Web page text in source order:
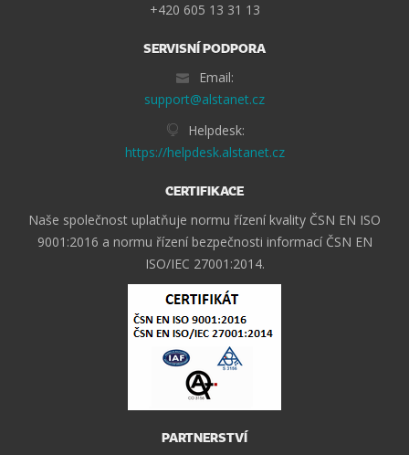
+420 605 13 31 13
SERVISNÍ PODPORA
Email:
support@alstanet.cz
Helpdesk:
https://helpdesk.alstanet.cz
CERTIFIKACE
Naše společnost uplatňuje normu řízení kvality ČSN EN ISO
9001:2016 a normu řízení bezpečnosti informací ČSN EN
ISO/IEC 27001:2014.
PARTNERSTVÍ